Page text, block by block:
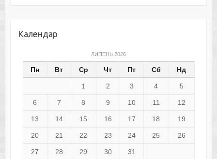
Календар
ЛИПЕНЬ 2026
Пн Вт Ср Чт Пт Сб Нд
1 2 3 4 5
6 7 8 9 10 11 12
13 14 15 16 17 18 19
20 21 22 23 24 25 26
27 28 29 30
31